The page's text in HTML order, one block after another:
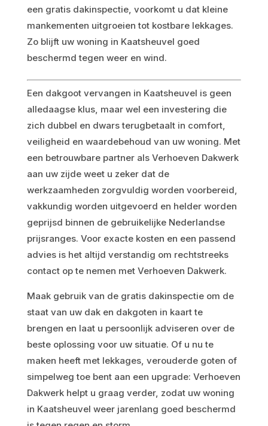
een gratis dakinspectie, voorkomt u dat kleine
mankementen uitgroeien tot kostbare lekkages.
Zo blijft uw woning in Kaatsheuvel goed
beschermd tegen weer en wind.
Een dakgoot vervangen in Kaatsheuvel is geen
alledaagse klus, maar wel een investering die
zich dubbel en dwars terugbetaalt in comfort,
veiligheid en waardebehoud van uw woning. Met
een betrouwbare partner als Verhoeven Dakwerk
aan uw zijde weet u zeker dat de
werkzaamheden zorgvuldig worden voorbereid,
vakkundig worden uitgevoerd en helder worden
geprijsd binnen de gebruikelijke Nederlandse
prijsranges. Voor exacte kosten en een passend
advies is het altijd verstandig om rechtstreeks
contact op te nemen met Verhoeven Dakwerk.
Maak gebruik van de gratis dakinspectie om de
staat van uw dak en dakgoten in kaart te
brengen en laat u persoonlijk adviseren over de
beste oplossing voor uw situatie. Of u nu te
maken heeft met lekkages, verouderde goten of
simpelweg toe bent aan een upgrade: Verhoeven
Dakwerk helpt u graag verder, zodat uw woning
in Kaatsheuvel weer jarenlang goed beschermd